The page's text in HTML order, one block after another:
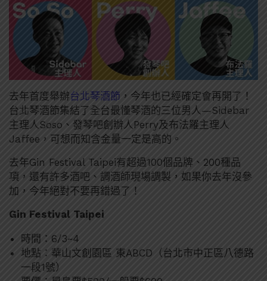
去年首度舉辦台北琴酒節 ，今年也已經確定會再開了！
台北琴酒節集結了全台最懂琴酒的三位男人—Sidebar
主理人Soso、發琴吧創辦人Perry及布法羅主理人
Jaffee，可想而知含金量一定是高的。
去年Gin Festival Taipei有超過100個品牌、200種品
項，還有許多酒吧、調酒師現場調製，如果你去年沒參
加，今年絕對不要再錯過了！
Gin Festival Taipei
時間：6/3~4
地點：華山文創園區 東ABCD（台北市中正區八德路
一段1號）